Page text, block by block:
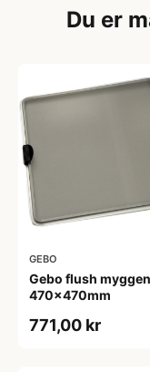
Du er
GEBO
Gebo flush
470x470mm
771,00 kr